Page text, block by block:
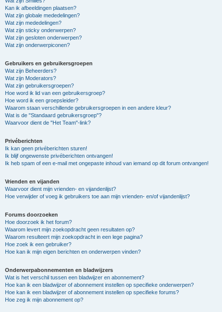
Kan ik afbeeldingen plaatsen?
Wat zijn globale mededelingen?
Wat zijn mededelingen?
Wat zijn sticky onderwerpen?
Wat zijn gesloten onderwerpen?
Wat zijn onderwerpiconen?
Gebruikers en gebruikersgroepen
Wat zijn Beheerders?
Wat zijn Moderators?
Wat zijn gebruikersgroepen?
Hoe word ik lid van een gebruikersgroep?
Hoe word ik een groepsleider?
Waarom staan verschillende gebruikersgroepen in een andere kleur?
Wat is de "Standaard gebruikersgroep"?
Waarvoor dient de "Het Team"-link?
Privéberichten
Ik kan geen privéberichten sturen!
Ik blijf ongewenste privéberichten ontvangen!
Ik heb spam of een e-mail met ongepaste inhoud van iemand op dit forum ontvangen!
Vrienden en vijanden
Waarvoor dient mijn vrienden- en vijandenlijst?
Hoe verwijder of voeg ik gebruikers toe aan mijn vrienden- en/of vijandenlijst?
Forums doorzoeken
Hoe doorzoek ik het forum?
Waarom levert mijn zoekopdracht geen resultaten op?
Waarom resulteert mijn zoekopdracht in een lege pagina?
Hoe zoek ik een gebruiker?
Hoe kan ik mijn eigen berichten en onderwerpen vinden?
Onderwerpabonnementen en bladwijzers
Wat is het verschil tussen een bladwijzer en abonnement?
Hoe kan ik een bladwijzer of abonnement instellen op specifieke onderwerpen?
Hoe kan ik een bladwijzer of abonnement instellen op specifieke forums?
Hoe zeg ik mijn abonnement op?